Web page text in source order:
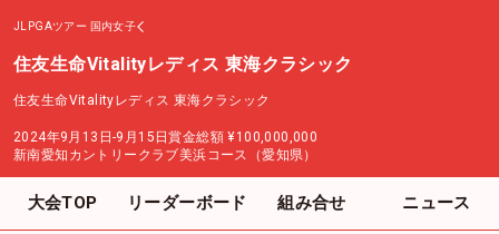
JLPGAツアー 国内女子
住友生命Vitalityレディス 東海クラシック
住友生命Vitalityレディス 東海クラシック
2024年9月13日-9月15日賞金総額 ¥100,000,000
新南愛知カントリークラブ美浜コース（愛知県）
大会TOP リーダーボード 組み合せ ニュース